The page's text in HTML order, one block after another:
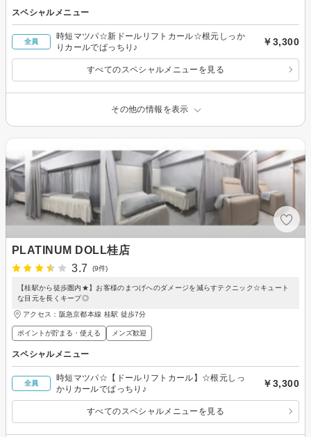
スペシャルメニュー
全員
時短マツパ☆新ドールリフトカール☆根元しっか
りカールでぱっちり♪
￥3,300
すべてのスペシャルメニューを見る
その他の情報を表示
PLATINUM DOLL桂店
3.7
(9件)
【桂駅から徒歩圏内★】お客様のまつげへのダメージを減らすテクニック☆キュート
な目元を長くキープ◎
アクセス：阪急京都本線 桂駅 徒歩7分
ポイントが貯まる・使える メンズ歓迎
スペシャルメニュー
全員
時短マツパ☆【ドールリフトカール】☆根元しっ
かりカールでぱっちり♪
￥3,300
すべてのスペシャルメニューを見る